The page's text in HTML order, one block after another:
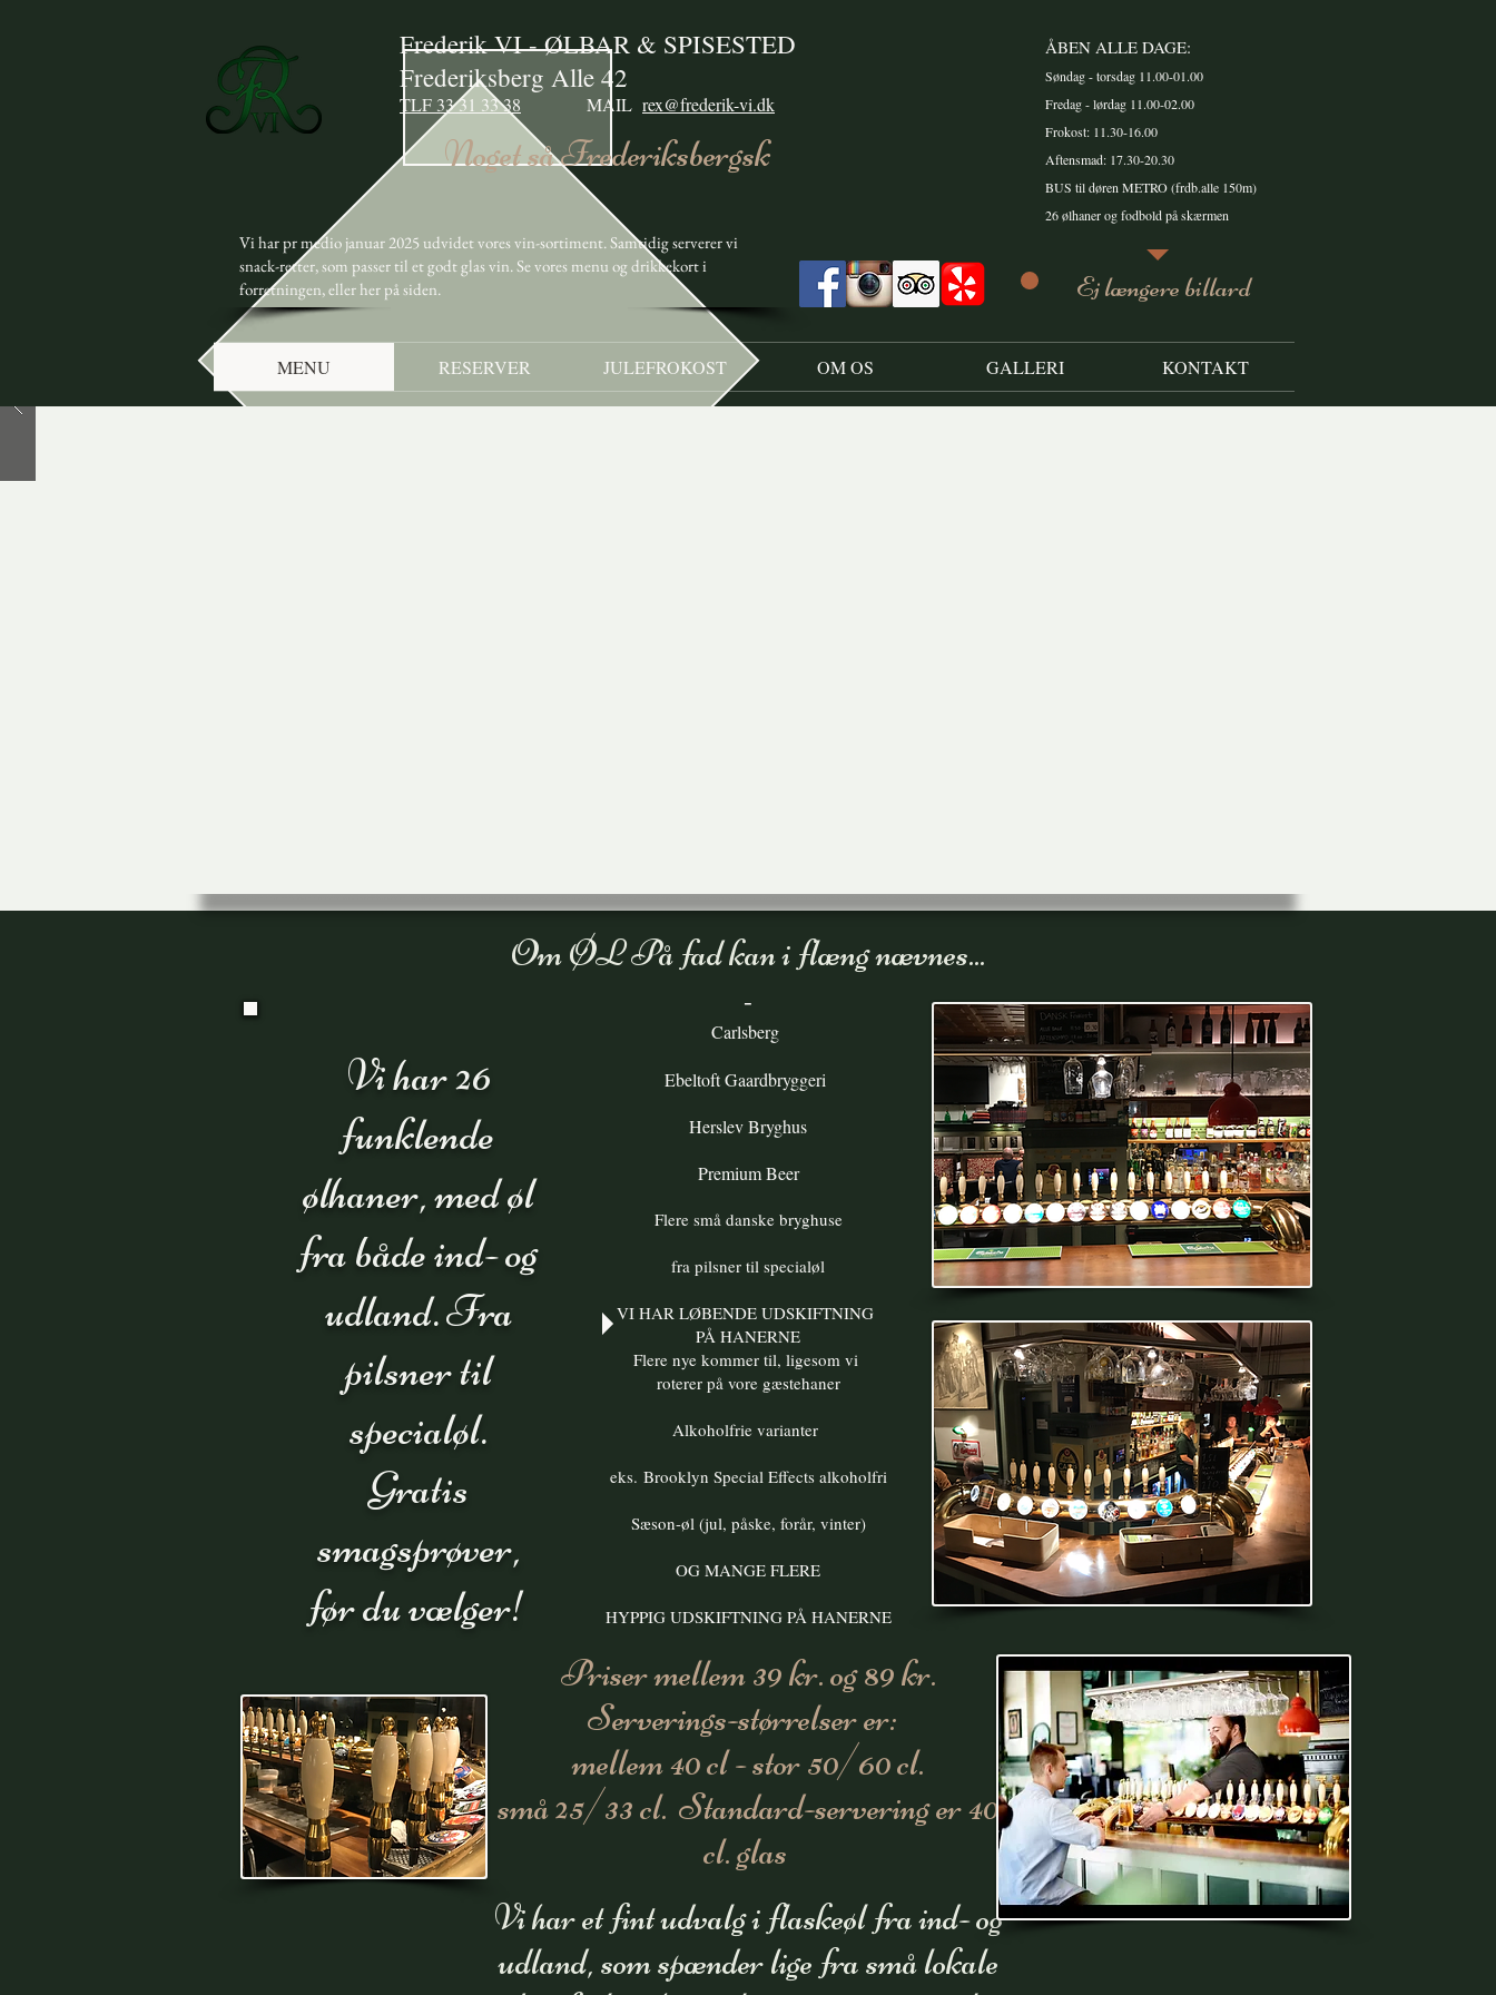
Frederik VI - ØLBAR & SPISESTED
Frederiksberg Alle 42
TLF 33 31 33 38 MAIL rex@frederik-vi.dk
Noget så Frederiksbergsk
Vi har pr medio januar 2025 udvidet vores vin-sortiment. Samtidig serverer vi
snack-retter, som passer til et godt glas vin. Se vores menu og drikkekort i
forretningen, eller her på siden.
ÅBEN ALLE DAGE:
Søndag - torsdag 11.00-01.00
Fredag - lørdag 11.00-02.00
Frokost: 11.30-16.00
Aftensmad: 17.30-20.30
BUS til døren METRO (frdb.alle 150m)
26 ølhaner og fodbold på skærmen
Ej længere billard
MENU RESERVER JULEFROKOST OM OS GALLERI KONTAKT
Om ØL På fad kan i flæng nævnes...
-
Carlsberg
Ebeltoft Gaardbryggeri
Herslev Bryghus
Premium Beer
Flere små danske bryghuse
fra pilsner til specialøl
VI HAR LØBENDE UDSKIFTNING
PÅ HANERNE
Flere nye kommer til, ligesom vi
roterer på vore gæstehaner
Alkoholfrie varianter
eks. Brooklyn Special Effects alkoholfri
Sæson-øl (jul, påske, forår, vinter)
OG MANGE FLERE
HYPPIG UDSKIFTNING PÅ HANERNE
Priser mellem 39 kr. og 89 kr.
Serverings-størrelser er:
mellem 40 cl - stor 50/60 cl.
små 25/33 cl. Standard-servering er 40
cl. glas
Vi har et fint udvalg i flaskeøl fra ind- og
udland, som spænder lige fra små lokale
Vi har 26
funklende
ølhaner, med øl
fra både ind- og
udland. Fra
pilsner til
specialøl.
Gratis
smagsprøver,
før du vælger!